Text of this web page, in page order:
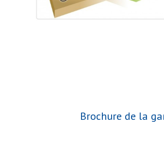
Brochure de la